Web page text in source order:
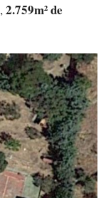
,2.759m² de